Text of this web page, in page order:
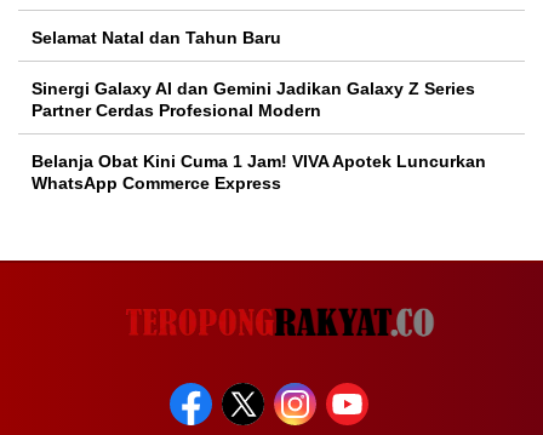
Selamat Natal dan Tahun Baru
Sinergi Galaxy AI dan Gemini Jadikan Galaxy Z Series
Partner Cerdas Profesional Modern
Belanja Obat Kini Cuma 1 Jam! VIVA Apotek Luncurkan
WhatsApp Commerce Express